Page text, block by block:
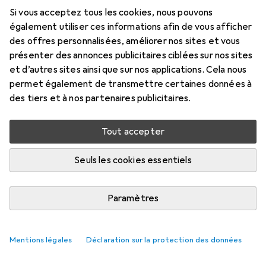
Si vous acceptez tous les cookies, nous pouvons
également utiliser ces informations afin de vous afficher
des offres personnalisées, améliorer nos sites et vous
présenter des annonces publicitaires ciblées sur nos sites
et d’autres sites ainsi que sur nos applications. Cela nous
permet également de transmettre certaines données à
des tiers et à nos partenaires publicitaires.
Tout accepter
Seuls les cookies essentiels
Paramètres
Mentions légales Déclaration sur la protection des données